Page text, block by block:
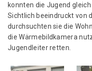
konnten die Jugend
Sichtlich beeindruckt von
durchsuchten sie die
die Wärmebildkamera
Jugendleiter retten.